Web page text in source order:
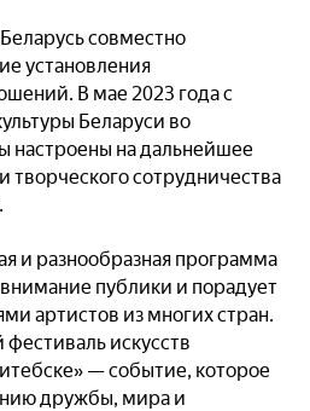
совместно
установления
В мае 2023 года с
Беларуси во
настроены на дальнейшее
творческого сотрудничества
и разнообразная программа
публики и порадует
артистов из многих стран.
искусств
— событие, которое
дружбы, мира и